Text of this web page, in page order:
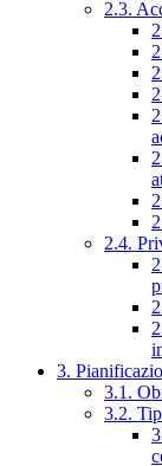
2.3.
2.4.
3.
3.1.
3.2.